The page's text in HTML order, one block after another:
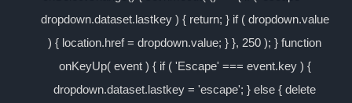
dropdown.dataset.lastkey ) { return; } if ( dropdown.value
) { location.href = dropdown.value; } }, 250 ); } function
onKeyUp( event ) { if ( 'Escape' === event.key ) {
dropdown.dataset.lastkey = 'escape'; } else { delete